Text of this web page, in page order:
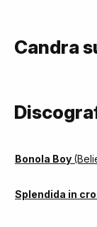
Candra
Bonola Boy
Splendida in